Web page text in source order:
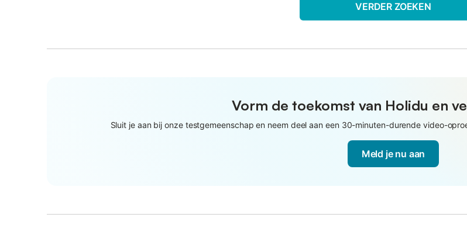
VERDER ZOEKEN
Vorm de toekomst van Holidu en
Sluit je aan bij onze testgemeenschap en neem deel aan een 30-minuten-durende video-
Meld je nu aan